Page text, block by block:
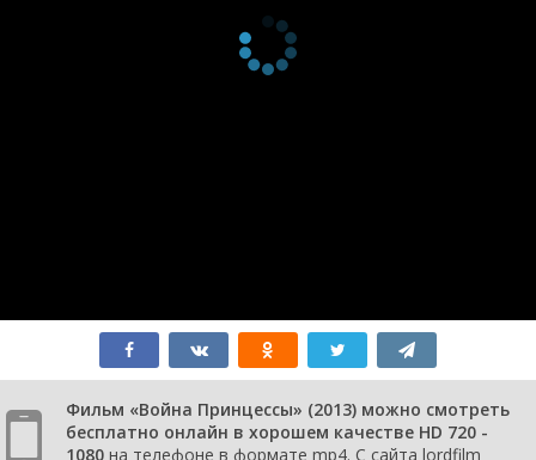
Фильм «Война Принцессы» (2013) можно смотреть
бесплатно онлайн в хорошем качестве HD 720 -
1080 на телефоне в формате mp4. С сайта lordfilm